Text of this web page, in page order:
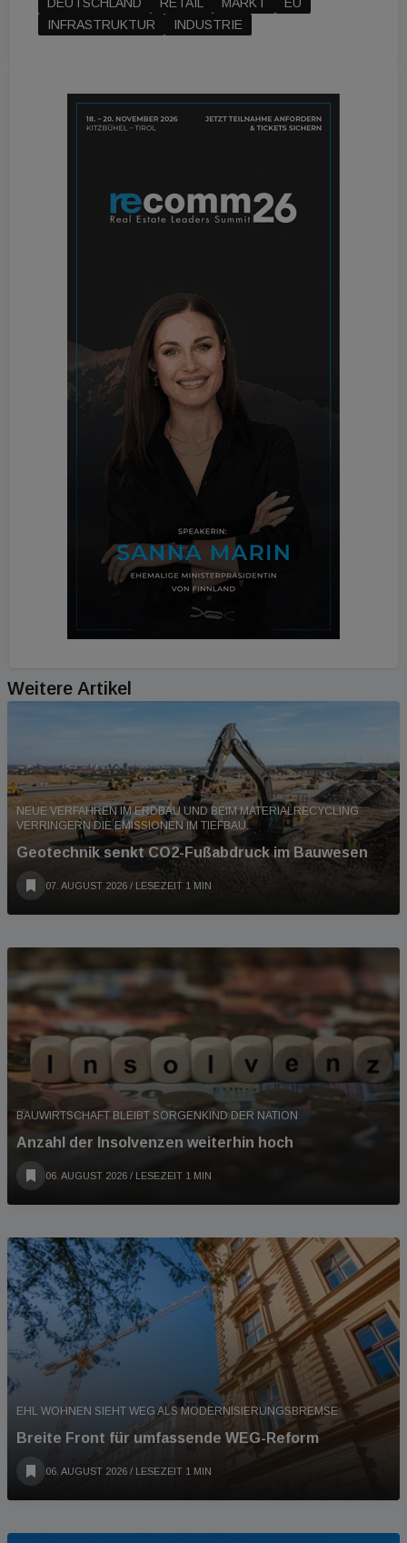
INFRASTRUKTUR
INDUSTRIE
Weitere Artikel
NEUE VERFAHREN IM ERDBAU UND BEIM MATERIALRECYCLING
VERRINGERN DIE EMISSIONEN IM TIEFBAU.
Geotechnik senkt CO2-Fußabdruck im Bauwesen
07. AUGUST 2026 / LESEZEIT 1 MIN
BAUWIRTSCHAFT BLEIBT SORGENKIND DER NATION
Anzahl der Insolvenzen weiterhin hoch
06. AUGUST 2026 / LESEZEIT 1 MIN
EHL WOHNEN SIEHT WEG ALS MODERNISIERUNGSBREMSE
Breite Front für umfassende WEG-Reform
06. AUGUST 2026 / LESEZEIT 1 MIN